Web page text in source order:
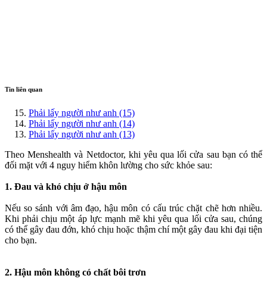
Tin liên quan
Phải lấy người như anh (15)
Phải lấy người như anh (14)
Phải lấy người như anh (13)
Theo Menshealth và Netdoctor, khi yêu qua lối cửa sau bạn có thể
đối mặt với 4 nguy hiểm khôn lường cho sức khỏe sau:
1. Đau và khó chịu ở hậu môn
Nếu so sánh với â‌ּm đạ‌ּo, hậu môn có cấu trúc chặt chẽ hơn nhiều.
Khi phải chịu một áp lực mạnh mẽ khi yêu qua lối cửa sau, chúng
có thể gây đau đớn, khó chịu hoặc thậm chí một gây đau khi đại tiện
cho bạn.
2. Hậu môn không có chất bôi trơn